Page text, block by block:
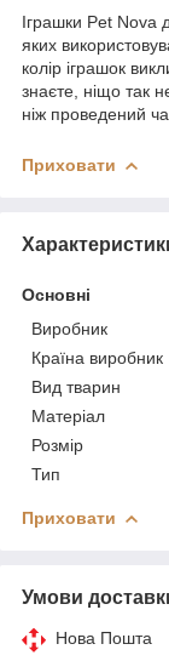
Іграшки Pet Nova
яких
колір іграшок
знаєте, ніщо так
ніж проведений
Приховати
Основні
Виробник
Країна виробник
Вид тварин
Матеріал
Розмір
Тип
Приховати
Умови
Нова Пошта